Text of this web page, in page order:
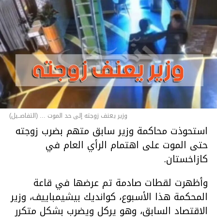
وزير يعنف زوجته إلى حد الموت ... (التفاصــيل)
استحوذت محاكمة وزير سابق متهم بضرب زوجته
حتى الموت على اهتمام الرأي العام في
كازاخستان.
وأظهرت لقطات صادمة تم عرضها في قاعة
المحكمة هذا الأسبوع، كوانديك بيشيمباييف، وزير
الاقتصاد السابق، وهو يركل ويضرب بشكل متكرر